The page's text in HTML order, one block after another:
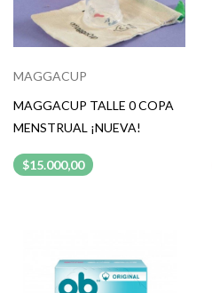
MAGGACUP
MAGGACUP TALLE 0 COPA
MENSTRUAL ¡NUEVA!
$15.000,00